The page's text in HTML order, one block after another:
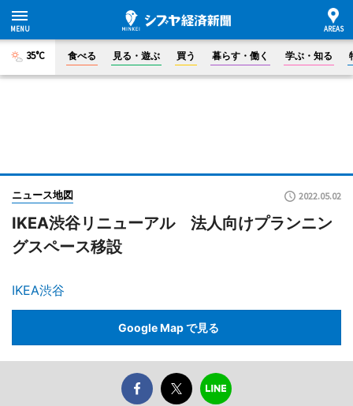
35°C 食べる 見る・遊ぶ 買う 暮らす・働く 学ぶ・知る
ニュース地図 2022.05.02
IKEA渋谷リニューアル 法人向けプランニン
グスペース移設
IKEA渋谷
Google Map で見る